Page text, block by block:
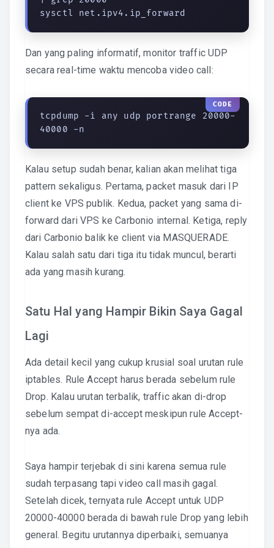
sysctl net.ipv4.ip_forward
Dan yang paling informatif, monitor traffic UDP
secara real-time waktu mencoba video call:
tcpdump -i any udp portrange 20000-
40000 -n
Kalau setup sudah benar, kalian akan melihat tiga
pattern sekaligus. Pertama, packet masuk dari IP
client ke VPS publik. Kedua, packet yang sama di-
forward dari VPS ke Carbonio internal. Ketiga, reply
dari Carbonio balik ke client via MASQUERADE.
Kalau salah satu dari tiga itu tidak muncul, berarti
ada yang masih kurang.
Satu Hal yang Hampir Bikin Saya Gagal
Lagi
Ada detail kecil yang cukup krusial soal urutan rule
iptables. Rule Accept harus berada sebelum rule
Drop. Kalau urutan terbalik, traffic akan di-drop
sebelum sempat di-accept meskipun rule Accept-
nya ada.
Saya hampir terjebak di sini karena semua rule
sudah terpasang tapi video call masih gagal.
Setelah dicek, ternyata rule Accept untuk UDP
20000-40000 berada di bawah rule Drop yang lebih
general. Begitu urutannya diperbaiki, semuanya